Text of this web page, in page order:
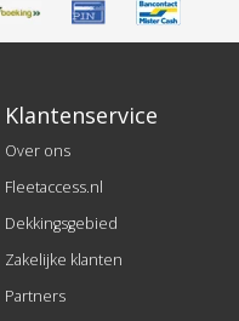
Klantenservice
Over ons
Fleetaccess.nl
Dekkingsgebied
Zakelijke klanten
Partners